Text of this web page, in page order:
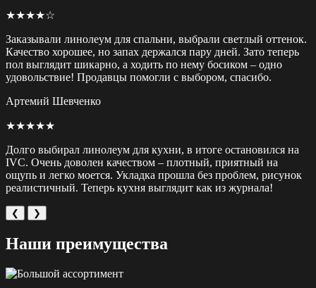
★★★★☆
Заказывали линолеум для спальни, выбрали светлый оттенок.
Качество хорошее, но запах держался пару дней. Зато теперь
пол выглядит шикарно, а ходить по нему босиком – одно
удовольствие! Продавцы помогли с выбором, спасибо.
Артемий Шевченко
★★★★★
Долго выбирал линолеум для кухни, в итоге остановился на
IVC. Очень доволен качеством – плотный, приятный на
ощупь и легко моется. Укладка прошла без проблем, рисунок
реалистичный. Теперь кухня выглядит как из журнала!
❮ ❯
Наши преимущества